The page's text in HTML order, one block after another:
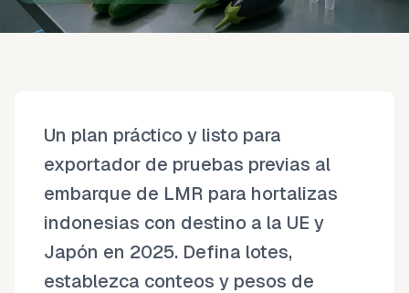
Un plan práctico y listo para
exportador de pruebas previas al
embarque de LMR para hortalizas
indonesias con destino a la UE y
Japón en 2025. Defina lotes,
establezca conteos y pesos de